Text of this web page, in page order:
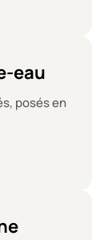
eau
posés en